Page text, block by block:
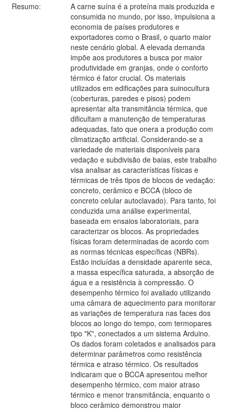
Resumo:
A carne suína é a proteína mais produzida e
consumida no mundo, por isso, impulsiona a
economia de países produtores e
exportadores como o Brasil, o quarto maior
neste cenário global. A elevada demanda
impõe aos produtores a busca por maior
produtividade em granjas, onde o conforto
térmico é fator crucial. Os materiais
utilizados em edificações para suinocultura
(coberturas, paredes e pisos) podem
apresentar alta transmitância térmica, que
dificultam a manutenção de temperaturas
adequadas, fato que onera a produção com
climatização artificial. Considerando-se a
variedade de materiais disponíveis para
vedação e subdivisão de baias, este trabalho
visa analisar as características físicas e
térmicas de três tipos de blocos de vedação:
concreto, cerâmico e BCCA (bloco de
concreto celular autoclavado). Para tanto, foi
conduzida uma análise experimental,
baseada em ensaios laboratoriais, para
caracterizar os blocos. As propriedades
físicas foram determinadas de acordo com
as normas técnicas específicas (NBRs).
Estão incluídas a densidade aparente seca,
a massa específica saturada, a absorção de
água e a resistência à compressão. O
desempenho térmico foi avaliado utilizando
uma câmara de aquecimento para monitorar
as variações de temperatura nas faces dos
blocos ao longo do tempo, com termopares
tipo "K", conectados a um sistema Arduino.
Os dados foram coletados e analisados para
determinar parâmetros como resistência
térmica e atraso térmico. Os resultados
indicaram que o BCCA apresentou melhor
desempenho térmico, com maior atraso
térmico e menor transmitância, enquanto o
bloco cerâmico demonstrou maior